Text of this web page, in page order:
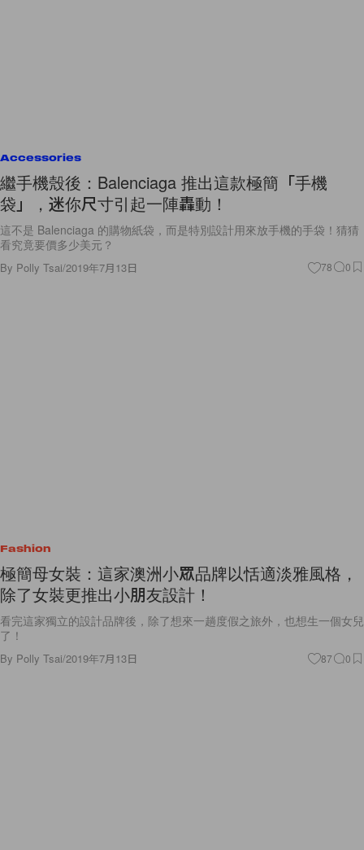
Accessories
繼手機殼後：Balenciaga 推出這款極簡「手機
袋」，迷你尺寸引起一陣轟動！
這不是 Balenciaga 的購物紙袋，而是特別設計用來放手機的手袋！猜猜
看究竟要價多少美元？
By Polly Tsai/2019年7月13日 78 0
Fashion
極簡母女裝：這家澳洲小眾品牌以恬適淡雅風格，
除了女裝更推出小朋友設計！
看完這家獨立的設計品牌後，除了想來一趟度假之旅外，也想生一個女兒
了！
By Polly Tsai/2019年7月13日 87 0